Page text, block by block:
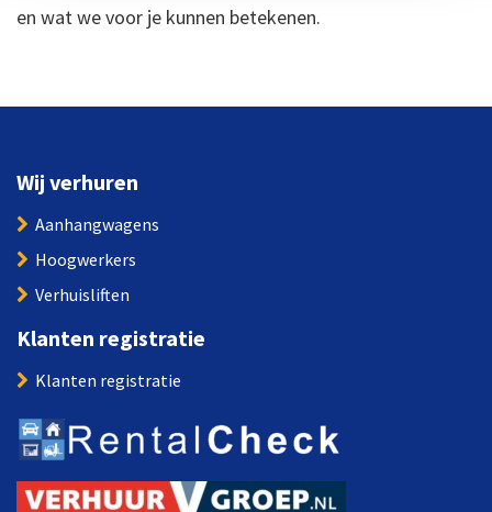
en wat we voor je kunnen betekenen.
Wij verhuren
Aanhangwagens
Hoogwerkers
Verhuisliften
Klanten registratie
Klanten registratie